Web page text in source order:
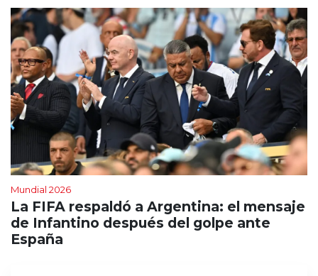
Mundial 2026
La FIFA respaldó a Argentina: el mensaje
de Infantino después del golpe ante
España